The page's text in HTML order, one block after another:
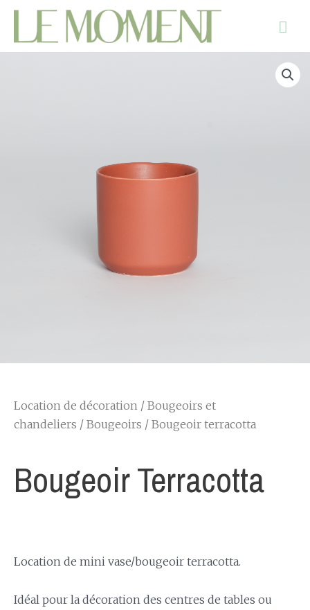
Location de décoration / Bougeoirs et
chandeliers / Bougeoirs / Bougeoir terracotta
Bougeoir Terracotta
Location de mini vase/bougeoir terracotta.
Idéal pour la décoration des centres de tables ou